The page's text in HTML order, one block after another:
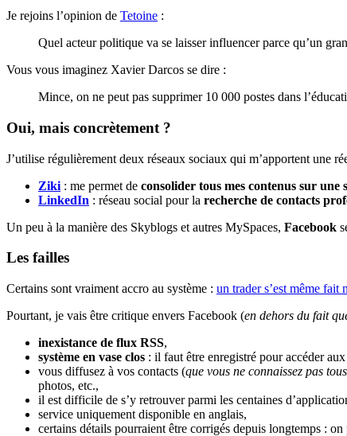
Je rejoins l’opinion de Tetoine :
Quel acteur politique va se laisser influencer parce qu’un
Vous vous imaginez Xavier Darcos se dire :
Mince, on ne peut pas supprimer 10 000 postes dans
Oui, mais concrètement ?
J’utilise régulièrement deux réseaux sociaux qui m’apportent une
Ziki : me permet de consolider tous mes contenus sur une
LinkedIn : réseau social pour la recherche de contacts
Un peu à la manière des Skyblogs et autres MySpaces, Facebook
Les failles
Certains sont vraiment accro au système : un trader s’est même fait
Pourtant, je vais être critique envers Facebook (en dehors du fait
inexistance de flux RSS,
système en vase clos : il faut être enregistré pour accéder
vous diffusez à vos contacts (que vous ne connaissez pas tous
photos, etc.,
il est difficile de s’y retrouver parmi les centaines
service uniquement disponible en anglais,
certains détails pourraient être corrigés depuis longtemps : on